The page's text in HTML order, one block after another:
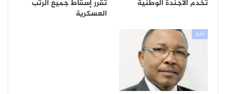
تخدم الأجندة الوطنية
تقرر إسقاط جميع الرتب
العسكرية
أخبار